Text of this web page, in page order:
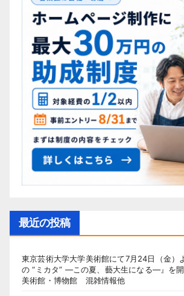
最近の投稿
東京芸術大学大学美術館にて7月24日（金）
の “ミカタ” ―この夏、藝大生になる―』
美術館・博物館 混雑情報他